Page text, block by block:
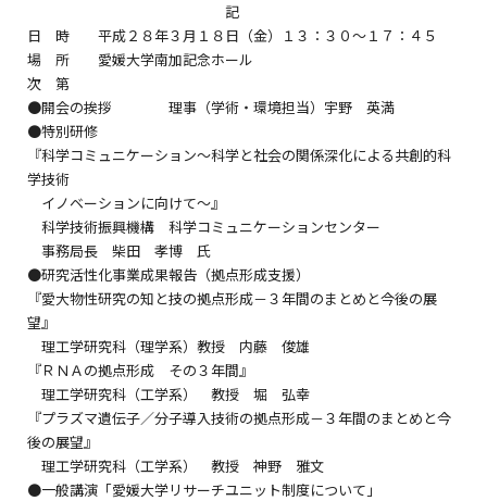
記
日 時 平成２８年３月１８日（金）１３：３０～１７：４５
場 所 愛媛大学南加記念ホール
次 第
●開会の挨拶 理事（学術・環境担当）宇野 英満
●特別研修
『科学コミュニケーション～科学と社会の関係深化による共創的科
学技術
イノベーションに向けて～』
科学技術振興機構 科学コミュニケーションセンター
事務局長 柴田 孝博 氏
●研究活性化事業成果報告（拠点形成支援）
『愛大物性研究の知と技の拠点形成－３年間のまとめと今後の展
望』
理工学研究科（理学系）教授 内藤 俊雄
『ＲＮＡの拠点形成 その３年間』
理工学研究科（工学系） 教授 堀 弘幸
『プラズマ遺伝子／分子導入技術の拠点形成－３年間のまとめと今
後の展望』
理工学研究科（工学系） 教授 神野 雅文
●一般講演「愛媛大学リサーチユニット制度について」